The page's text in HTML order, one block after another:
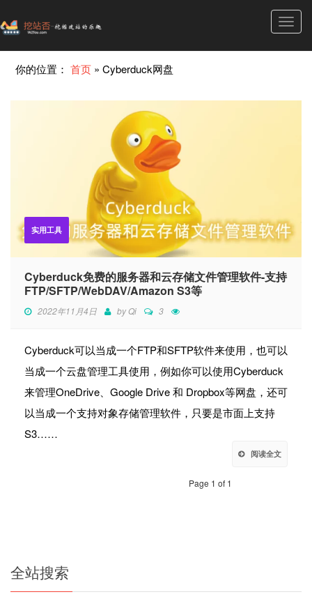
你的位置：首页 »Cyber​​duck网盘
实用工具
Cyber​​duck免费的服务器和云存储文件管理软件-支持
FTP/SFTP/WebDAV/Amazon S3等
2022年11月4日 byQi 3
Cyber​​duck可以当成一个FTP和SFTP软件来使用，也可以
当成一个云盘管理工具使用，例如你可以使用Cyber​​duck
来管理OneDrive、Google Drive 和 Dropbox等网盘，还可
以当成一个支持对象存储管理软件，只要是市面上支持
S3……
阅读全文
Page 1 of 1
全站搜索